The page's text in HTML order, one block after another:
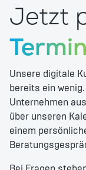
Jetzt
Termin
Unsere digitale
bereits ein
Unternehmen
über unseren
einem